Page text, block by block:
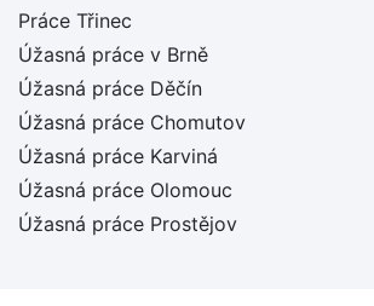
Práce Třinec
Úžasná práce v Brně
Úžasná práce Děčín
Úžasná práce Chomutov
Úžasná práce Karviná
Úžasná práce Olomouc
Úžasná práce Prostějov